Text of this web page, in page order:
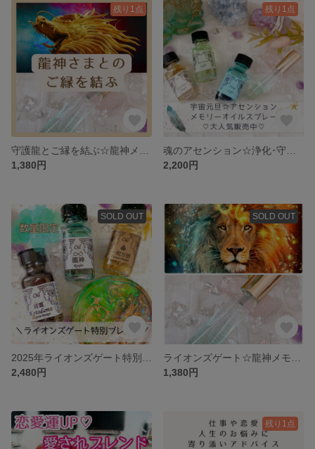
残り1点
1,380円
残り1点
2,200円
SOLD OUT
2,480円
SOLD OUT
1,380円
残り1点